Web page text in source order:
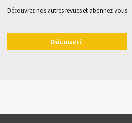
Découvrez nos autres revues et abonnez-vous
Découvrir